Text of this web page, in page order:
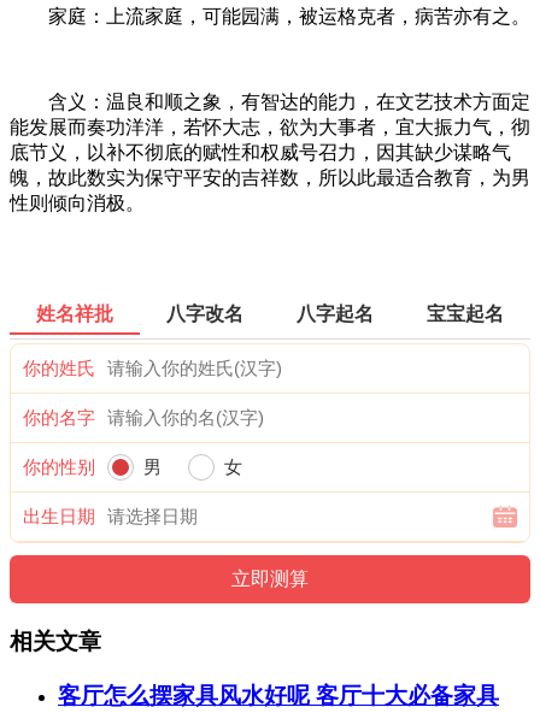
家庭：上流家庭，可能园满，被运格克者，病苦亦有之。
含义：温良和顺之象，有智达的能力，在文艺技术方面定
能发展而奏功洋洋，若怀大志，欲为大事者，宜大振力气，彻
底节义，以补不彻底的赋性和权威号召力，因其缺少谋略气
魄，故此数实为保守平安的吉祥数，所以此最适合教育，为男
性则倾向消极。
姓名祥批 八字改名 八字起名 宝宝起名
你的姓氏
你的名字
你的性别 男 女
出生日期
相关文章
客厅怎么摆家具风水好呢 客厅十大必备家具